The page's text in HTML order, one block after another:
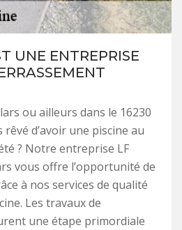
UNE ENTREPRISE
ou ailleurs dans le 16230
d’avoir une piscine au
? Notre entreprise LF
vous offre l’opportunité de
à nos services de qualité
Les travaux de
une étape primordiale